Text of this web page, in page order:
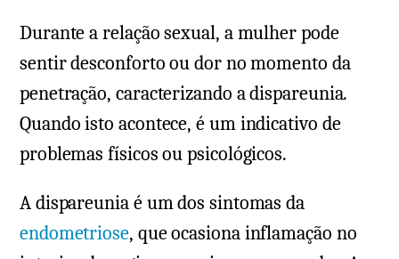
Durante a relação sexual, a mulher pode
sentir desconforto ou dor no momento da
penetração, caracterizando a dispareunia.
Quando isto acontece, é um indicativo de
problemas físicos ou psicológicos.
A dispareunia é um dos sintomas da
endometriose, que ocasiona inflamação no